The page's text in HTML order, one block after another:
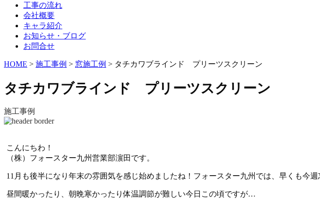
工事の流れ
会社概要
キャラ紹介
お知らせ・ブログ
お問合せ
HOME > 施工事例 > 窓施工例 > タチカワブラインド プリーツスクリーン
タチカワブラインド プリーツスクリーン
施工事例
こんにちわ！
（株）フォースター九州営業部濵田です。
11月も後半になり年末の雰囲気を感じ始めましたね！フォースター九州では、早くも今
昼間暖かったり、朝晩寒かったり体温調節が難しい今日この頃ですが…